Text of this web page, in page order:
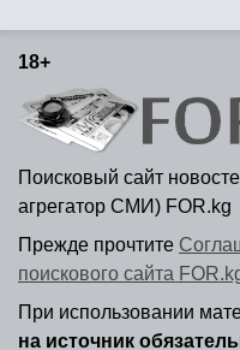
18+
Поисковый сайт
агрегатор СМИ) FOR.kg
Прежде прочтите
поискового сайта
При использовании
на источник